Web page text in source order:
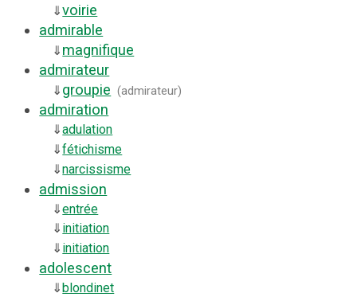
⇓voirie
admirable
⇓ magnifique
admirateur
⇓ groupie (admirateur)
admiration
⇓adulation
⇓fétichisme
⇓narcissisme
admission
⇓entrée
⇓ initiation
⇓ initiation
adolescent
⇓blondinet